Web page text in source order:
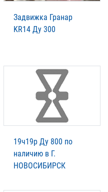
Задвижка Гранар
KR14 Ду 300
19ч19р Ду 800 по
наличию в Г.
НОВОСИБИРСК